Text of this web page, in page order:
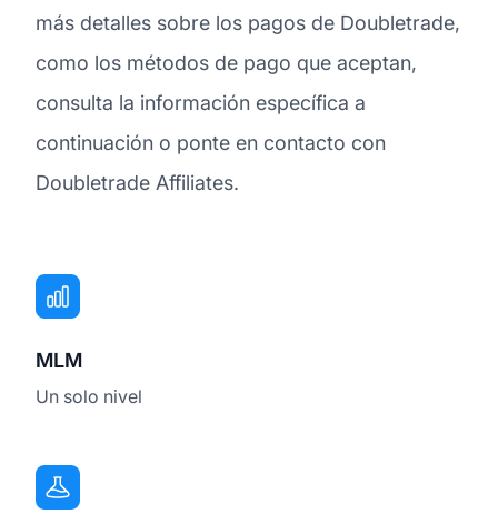
más detalles sobre los pagos de Doubletrade,
como los métodos de pago que aceptan,
consulta la información específica a
continuación o ponte en contacto con
Doubletrade Affiliates.
MLM
Un solo nivel